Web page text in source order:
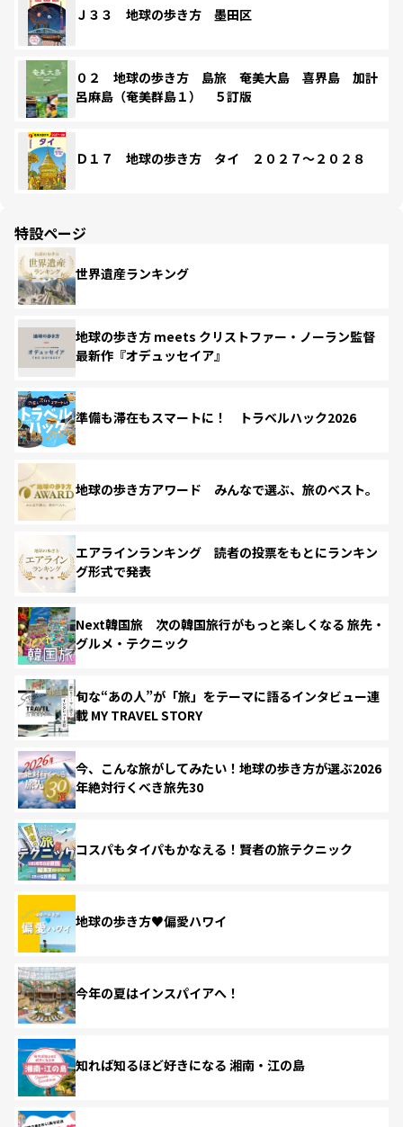
Ｊ３３ 地球の歩き方 墨田区
０２ 地球の歩き方 島旅 奄美大島 喜界島 加計
呂麻島（奄美群島１） ５訂版
Ｄ１７ 地球の歩き方 タイ ２０２７～２０２８
特設ページ
世界遺産ランキング
地球の歩き方 meets クリストファー・ノーラン監督
最新作『オデュッセイア』
準備も滞在もスマートに！ トラベルハック2026
地球の歩き方アワード みんなで選ぶ、旅のベスト。
エアラインランキング 読者の投票をもとにランキン
グ形式で発表
Next韓国旅 次の韓国旅行がもっと楽しくなる 旅先・
グルメ・テクニック
旬な“あの人”が「旅」をテーマに語るインタビュー連
載 MY TRAVEL STORY
今、こんな旅がしてみたい！地球の歩き方が選ぶ2026
年絶対行くべき旅先30
コスパもタイパもかなえる！賢者の旅テクニック
地球の歩き方♥偏愛ハワイ
今年の夏はインスパイアへ！
知れば知るほど好きになる 湘南・江の島